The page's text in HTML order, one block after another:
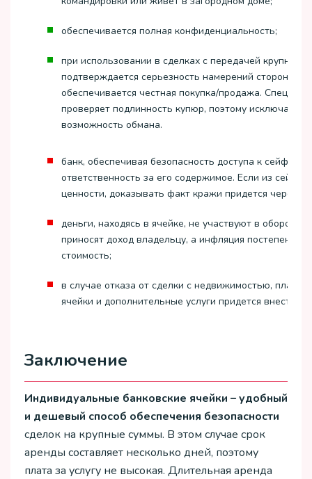
обеспечивается полная конфиденциальность;
при использовании в сделках с передачей крупных
подтверждается серьезность намерений сторон,
обеспечивается честная покупка/продажа.
проверяет подлинность купюр, поэтому исключается
возможность обмана.
банк, обеспечивая безопасность доступа к сейфу, не
ответственность за его содержимое. Если из сейфа
ценности, доказывать факт кражи придется через
деньги, находясь в ячейке, не участвуют в обороте и
приносят доход владельцу, а инфляция постепенно
стоимость;
в случае отказа от сделки с недвижимостью, плату
ячейки и дополнительные услуги придется внести
Заключение
Индивидуальные банковские ячейки – удобный
и дешевый способ обеспечения безопасности
сделок на крупные суммы. В этом случае срок
аренды составляет несколько дней, поэтому
плата за услугу не высокая. Длительная аренда